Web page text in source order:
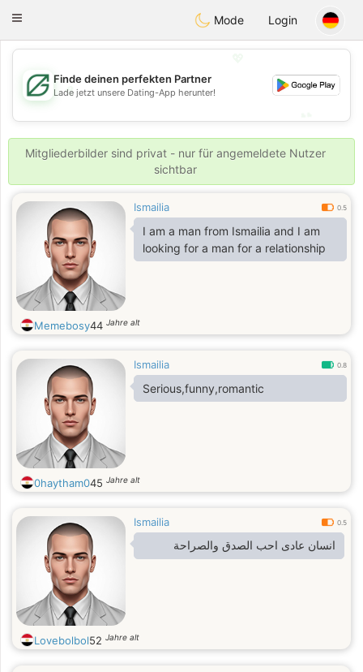
Dating
Toggle
Mode Login
💖
💕
Finde deinen perfekten Partner
Lade jetzt unsere Dating-App herunter!
Mitgliederbilder sind privat - nur für angemeldete Nutzer
sichtbar
Ismailia 0.5
I am a man from Ismailia and I am
looking for a man for a relationship
Memebosy44 Jahre alt
Ismailia 0.8
Serious,funny,romantic
0haytham045 Jahre alt
Ismailia 0.5
انسان عادى احب الصدق والصراحة
Lovebolbol52 Jahre alt